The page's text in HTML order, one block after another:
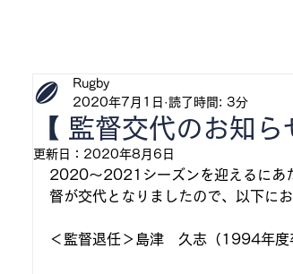
【 監督交代のお知ら
Rugby
2020年7月1日 読了時間: 3分
更新日： 2020年8月6日
2020～2021シーズンを迎えるにあ
督が交代となりましたので、以下に
＜監督退任＞島津　久志（1994年度